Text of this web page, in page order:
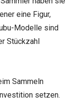
eine Figur,
Modelle sind
Stückzahl
Sammeln
setzen.